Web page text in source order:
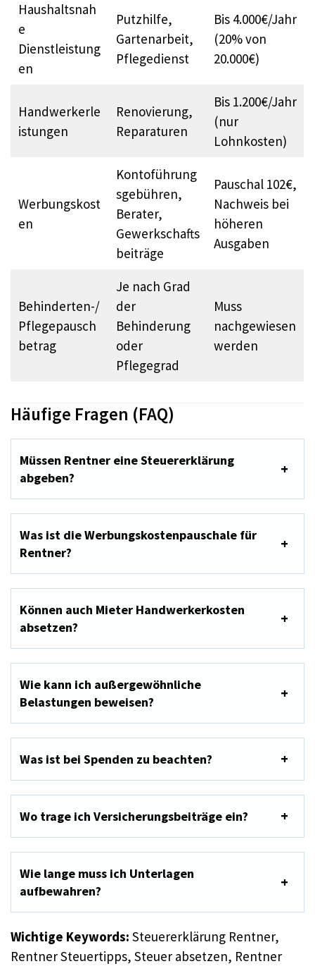
Haushaltsnah
e
Dienstleistung
en
Putzhilfe,
Gartenarbeit,
Pflegedienst
Bis 4.000€/Jahr
(20% von
20.000€)
Handwerkerle
istungen
Renovierung,
Reparaturen
Bis 1.200€/Jahr
(nur
Lohnkosten)
Werbungskost
en
Kontoführung
sgebühren,
Berater,
Gewerkschafts
beiträge
Pauschal 102€,
Nachweis bei
höheren
Ausgaben
Behinderten-/
Pflegepausch
betrag
Je nach Grad
der
Behinderung
oder
Pflegegrad
Muss
nachgewiesen
werden
Häufige Fragen (FAQ)
Müssen Rentner eine Steuererklärung
abgeben?
Was ist die Werbungskostenpauschale für
Rentner?
Können auch Mieter Handwerkerkosten
absetzen?
Wie kann ich außergewöhnliche
Belastungen beweisen?
Was ist bei Spenden zu beachten?
Wo trage ich Versicherungsbeiträge ein?
Wie lange muss ich Unterlagen
aufbewahren?
Wichtige Keywords: Steuererklärung Rentner,
Rentner Steuertipps, Steuer absetzen, Rentner